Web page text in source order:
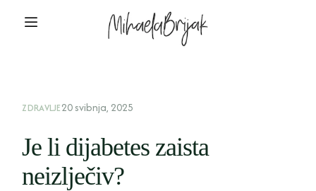
ZDRAVLJE20 svibnja, 2025
Je li dijabetes zaista
neizlječiv?